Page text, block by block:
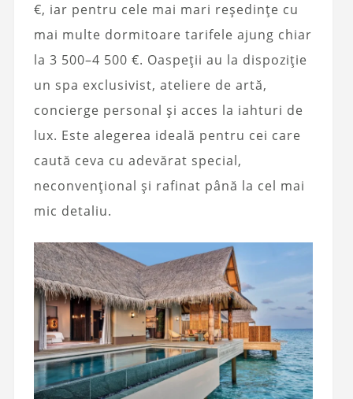
€, iar pentru cele mai mari reședințe cu
mai multe dormitoare tarifele ajung chiar
la 3 500–4 500 €. Oaspeții au la dispoziție
un spa exclusivist, ateliere de artă,
concierge personal și acces la iahturi de
lux. Este alegerea ideală pentru cei care
caută ceva cu adevărat special,
neconvențional și rafinat până la cel mai
mic detaliu.